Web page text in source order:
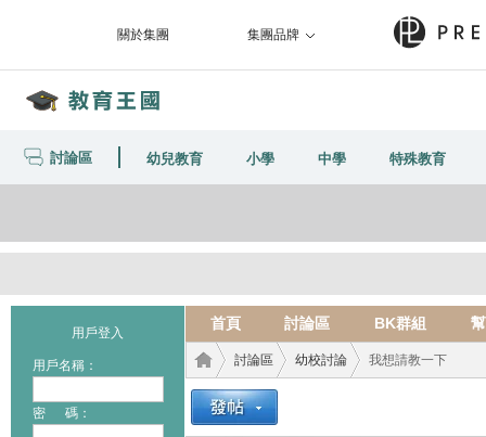
關於集團 集團品牌
討論區 幼兒教育 小學 中學 特殊教育
用戶登入
用戶名稱：
密 碼：
首頁 討論區 BK群組
討論區 幼校討論 我想請教一下